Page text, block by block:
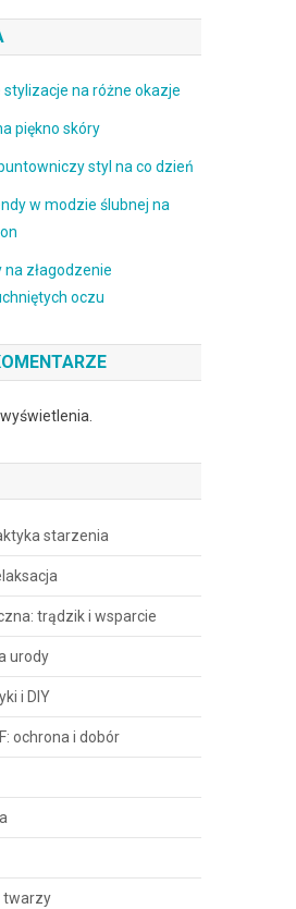
stylizacje na różne okazje
piękno skóry
styl na co dzień
w modzie ślubnej na
złagodzenie
oczu
starzenia
trądzik i wsparcie
urody
i DIY
ochrona i dobór
twarzy